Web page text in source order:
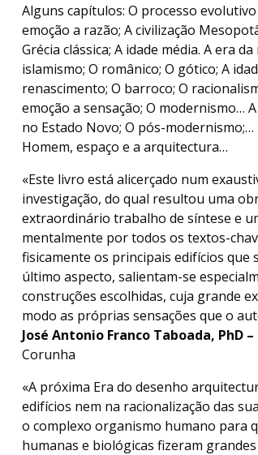
Alguns capítulos: O processo
emoção a razão; A civilização
Grécia clássica; A idade média. A era
islamismo; O românico; O gótico; A
renascimento; O barroco; O
emoção a sensação; O modernismo…
no Estado Novo; O pós-
Homem, espaço e a arquitectura…
«Este livro está alicerçado num
investigação, do qual resultou uma
extraordinário trabalho de síntese e
mentalmente por todos os textos-
fisicamente os principais edifícios que
último aspecto, salientam-se
construções escolhidas, cuja grande
modo as próprias sensações que o
José Antonio Franco Taboada, PhD –
Corunha
«A próxima Era do desenho
edifícios nem na racionalização das
o complexo organismo humano para
humanas e biológicas fizeram